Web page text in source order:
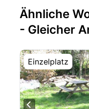
Ähnliche
- Gleicher
Einzelplatz